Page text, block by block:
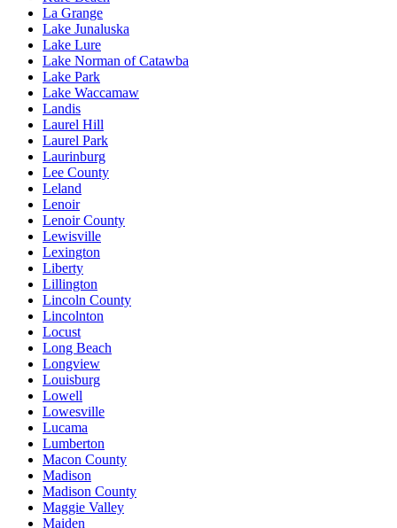
La Grange
Lake Junaluska
Lake Lure
Lake Norman of Catawba
Lake Park
Lake Waccamaw
Landis
Laurel Hill
Laurel Park
Laurinburg
Lee County
Leland
Lenoir
Lenoir County
Lewisville
Lexington
Liberty
Lillington
Lincoln County
Lincolnton
Locust
Long Beach
Longview
Louisburg
Lowell
Lowesville
Lucama
Lumberton
Macon County
Madison
Madison County
Maggie Valley
Maiden